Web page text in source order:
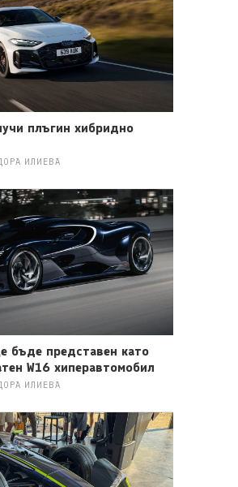
плъгин хибридно
ИЛИЕВА
бъде представен като
W16 хиперавтомобил
ИЛИЕВА